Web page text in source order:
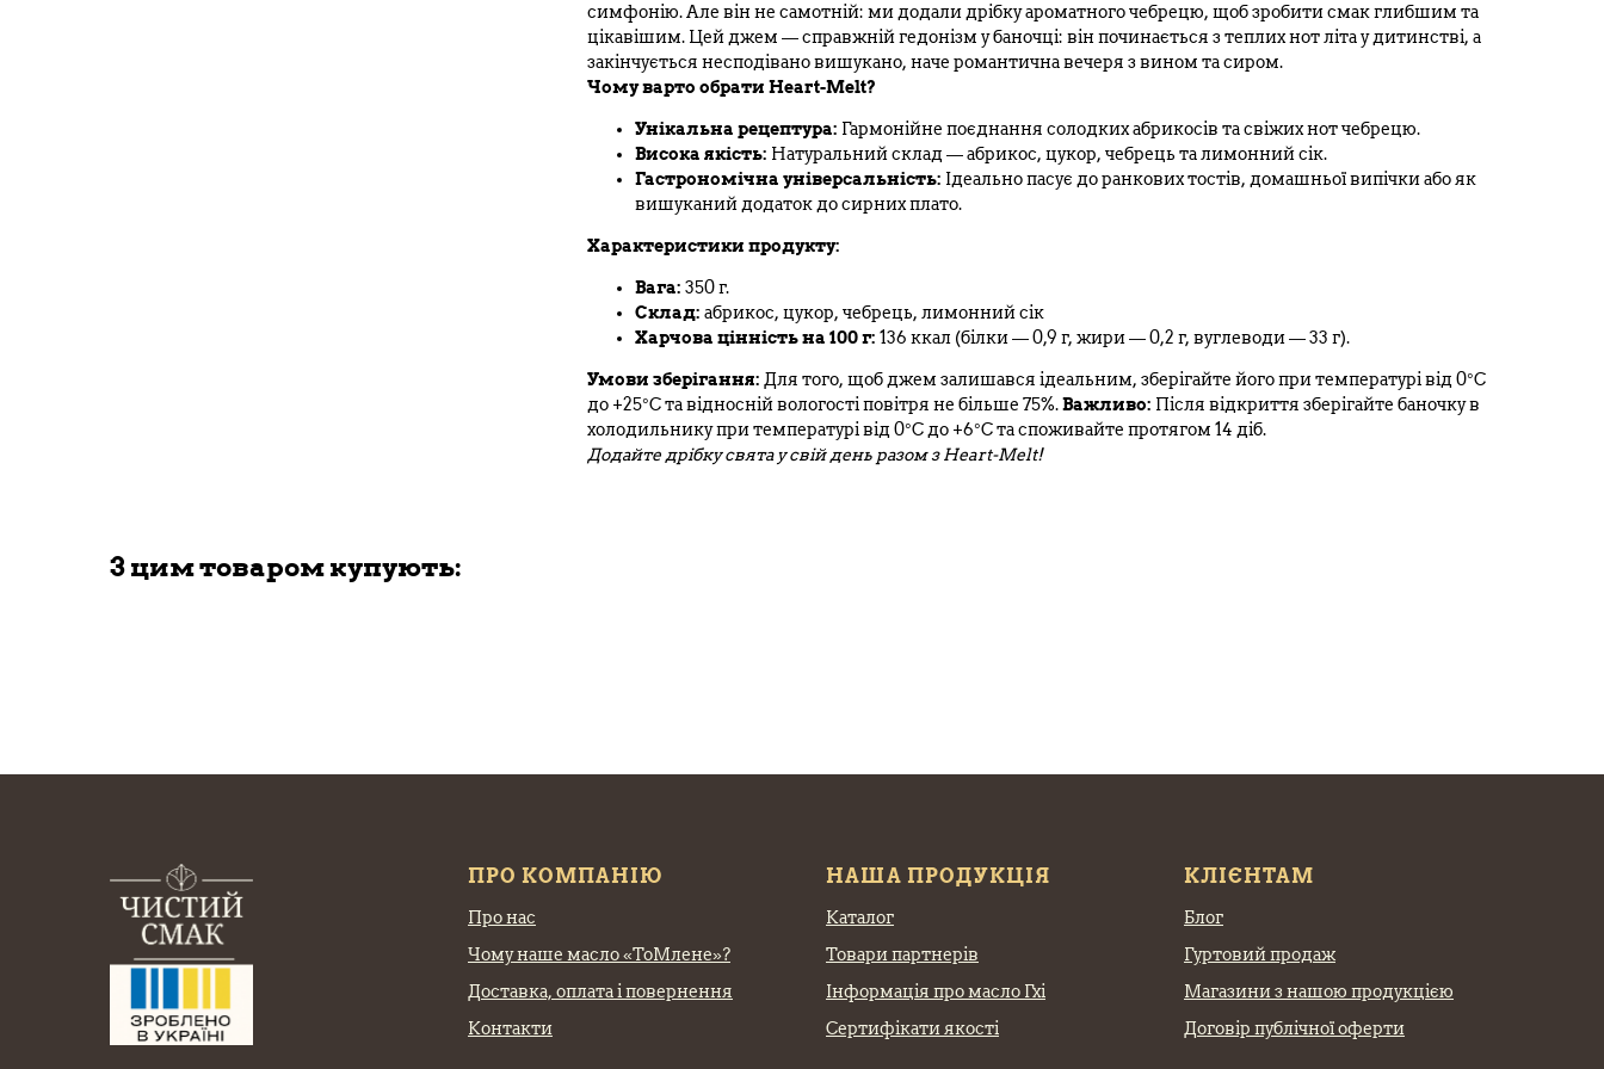
симфонію. Але він не самотній: ми додали дрібку ароматного чебрецю, щоб зробити смак глибшим та
цікавішим. Цей джем — справжній гедонізм у баночці: він починається з теплих нот літа у дитинстві, а
закінчується несподівано вишукано, наче романтична вечеря з вином та сиром.
Чому варто обрати Heart-Melt?
Унікальна рецептура: Гармонійне поєднання солодких абрикосів та свіжих нот чебрецю.
Висока якість: Натуральний склад — абрикос, цукор, чебрець та лимонний сік.
Гастрономічна універсальність: Ідеально пасує до ранкових тостів, домашньої випічки або як
вишуканий додаток до сирних плато.
Характеристики продукту:
Вага: 350 г.
Склад: абрикос, цукор, чебрець, лимонний сік
Харчова цінність на 100 г: 136 ккал (білки — 0,9 г, жири — 0,2 г, вуглеводи — 33 г).
Умови зберігання: Для того, щоб джем залишався ідеальним, зберігайте його при температурі від 0°C
до +25°C та відносній вологості повітря не більше 75%.Важливо: Після відкриття зберігайте баночку в
холодильнику при температурі від 0°C до +6°C та споживайте протягом 14 діб.
Додайте дрібку свята у свій день разом з Heart-Melt!
З цим товаром купують:
ПРО КОМПАНІЮ
Про нас
Чому наше масло «ТоМлене»?
Доставка, оплатаі повернення
Контакти
НАША ПРОДУКЦІЯ
Каталог
Товари партнерів
Інформація про масло Гхі
Сертифікати якості
КЛІЄНТАМ
Блог
Гуртовий продаж
Магазини з нашою продукцією
Договір публічної оферти